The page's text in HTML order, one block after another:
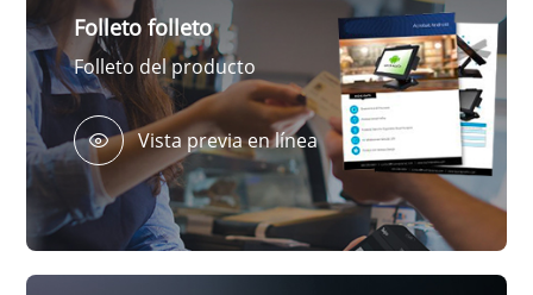
Folleto folleto
Folleto del producto
Vista previa en línea